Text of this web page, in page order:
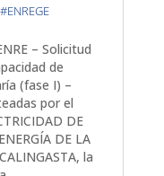
– Solicitud
de
(fase I) –
por el
DE
DE LA
la